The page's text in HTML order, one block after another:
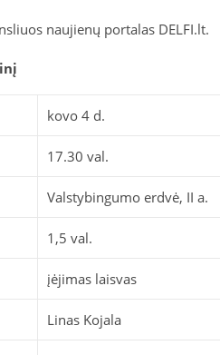
naujienų portalas DELFI.lt.
kovo 4 d.
17.30 val.
Valstybingumo erdvė, II a.
1,5 val.
įėjimas laisvas
Linas Kojala